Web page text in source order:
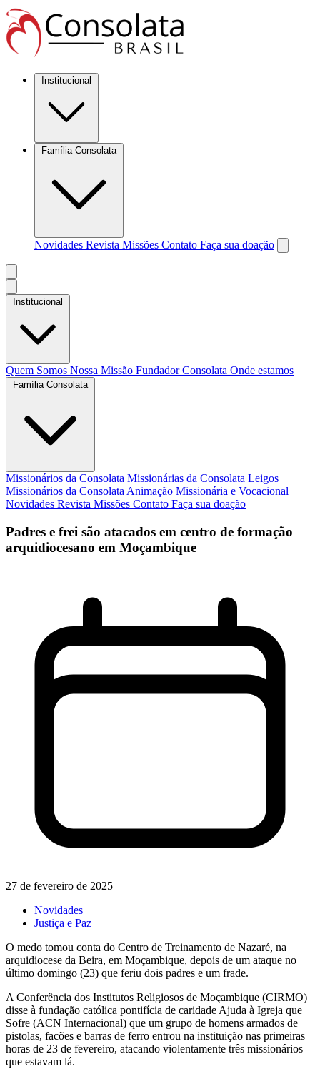
Institucional
Família Consolata
Novidades Revista Missões Contato Faça sua doação
Institucional
Quem Somos Nossa Missão FundadorConsolata Onde estamos
Família Consolata
Missionários da Consolata Missionárias da Consolata Leigos
Missionários da Consolata Animação Missionária e Vocacional
Novidades Revista Missões Contato Faça sua doação
Padres e frei são atacados em centro de formação
arquidiocesano em Moçambique
27 de fevereiro de 2025
Novidades
Justiça e Paz
O medo tomou conta do Centro de Treinamento de Nazaré, na
arquidiocese da Beira, em Moçambique, depois de um ataque no
último domingo (23) que feriu dois padres e um frade.
A Conferência dos Institutos Religiosos de Moçambique (CIRMO)
disse à fundação católica pontifícia de caridade Ajuda à Igreja que
Sofre (ACN Internacional) que um grupo de homens armados de
pistolas, facões e barras de ferro entrou na instituição nas primeiras
horas de 23 de fevereiro, atacando violentamente três missionários
que estavam lá.